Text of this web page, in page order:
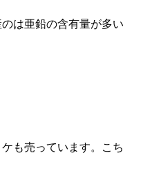
は亜鉛の含有量が多い
も売っています。こち